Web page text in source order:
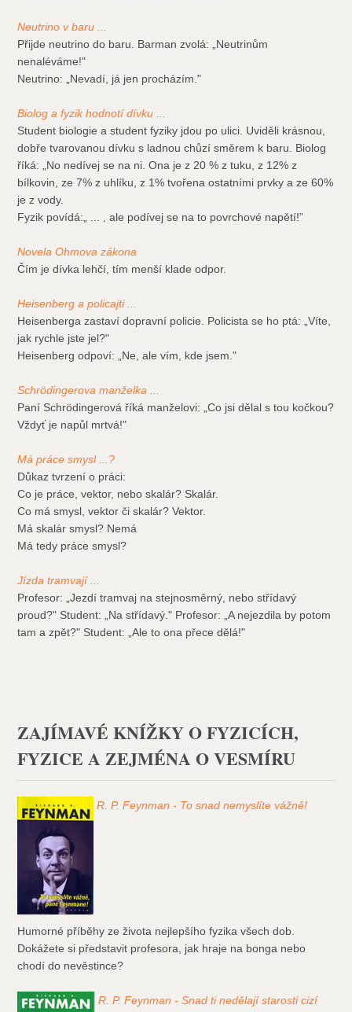
Neutrino v baru ...
Přijde neutrino do baru. Barman zvolá: „Neutrinům
nenaléváme!"
Neutrino: „Nevadí, já jen procházím."
Biolog a fyzik hodnotí dívku ...
Student biologie a student fyziky jdou po ulici. Uviděli krásnou,
dobře tvarovanou dívku s ladnou chůzí směrem k baru. Biolog
říká: „No nedívej se na ni. Ona je z 20 % z tuku, z 12% z
bílkovin, ze 7% z uhlíku, z 1% tvořena ostatními prvky a ze 60%
je z vody.
Fyzik povídá:„ ... , ale podívej se na to povrchové napětí!”
Novela Ohmova zákona
Čím je dívka lehčí, tím menší klade odpor.
Heisenberg a policajti ...
Heisenberga zastaví dopravní policie. Policista se ho ptá: „Víte,
jak rychle jste jel?"
Heisenberg odpoví: „Ne, ale vím, kde jsem."
Schrödingerova manželka ...
Paní Schrödingerová říká manželovi: „Co jsi dělal s tou kočkou?
Vždyť je napůl mrtvá!"
Má práce smysl ...?
Důkaz tvrzení o práci:
Co je práce, vektor, nebo skalár? Skalár.
Co má smysl, vektor či skalár? Vektor.
Má skalár smysl? Nemá
Má tedy práce smysl?
Jízda tramvají ...
Profesor: „Jezdí tramvaj na stejnosměrný, nebo střídavý
proud?" Student: „Na střídavý." Profesor: „A nejezdila by potom
tam a zpět?" Student: „Ale to ona přece dělá!"
ZAJÍMAVÉ KNÍŽKY O FYZICÍCH,
FYZICE A ZEJMÉNA O VESMÍRU
R. P. Feynman - To snad nemyslíte vážně!
Humorné příběhy ze života nejlepšího fyzika všech dob.
Dokážete si představit profesora, jak hraje na bonga nebo
chodí do nevěstince?
R. P. Feynman - Snad ti nedělají starosti cizí